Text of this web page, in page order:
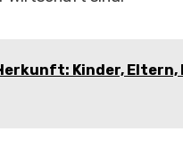
Kinder, Eltern,